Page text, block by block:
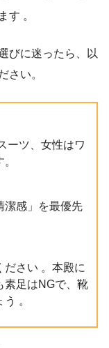
す 。
びに迷ったら、以
さい。
ーツ、女性はワ
潔感」を最優先
ださい 。本殿に
素足はNGで、靴
。